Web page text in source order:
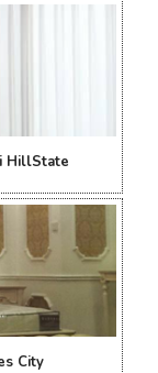
HillState
City